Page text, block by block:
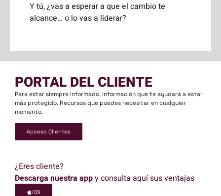
Y tú, ¿vas a esperar a que el cambio te
alcance… o lo vas a liderar?
PORTAL DEL CLIENTE
Para estar siempre informado. Información que te ayudará a estar
más protegido. Recursos que puedes necesitar en cualquier
momento.
Acceso Clientes
¿Eres cliente?
Descarga nuestra appy consulta aquí sus ventajas
iOS